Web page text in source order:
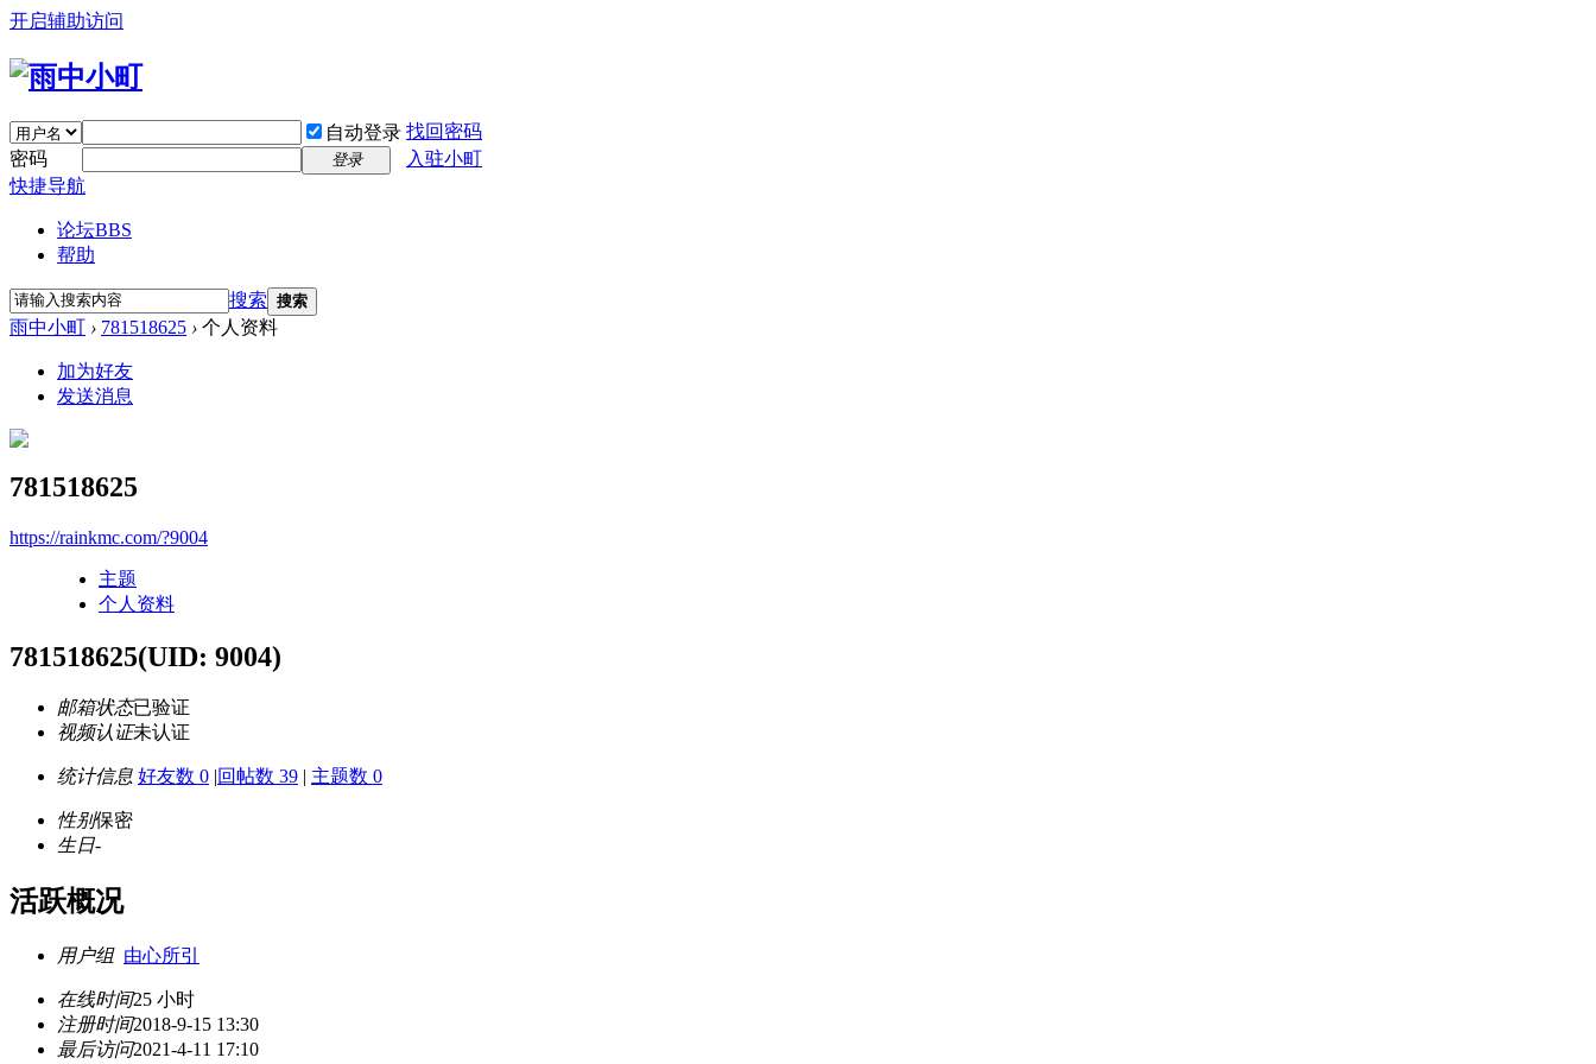
开启辅助访问
自动登录 找回密码
密码
登录
入驻小町
快捷导航
论坛BBS
帮助
搜索 搜索
雨中小町 › 781518625 › 个人资料
加为好友
发送消息
781518625
https://rainkmc.com/?9004
主题
个人资料
781518625(UID: 9004)
邮箱状态已验证
视频认证未认证
统计信息 好友数 0 |回帖数 39 | 主题数 0
性别保密
生日-
活跃概况
用户组 由心所引
在线时间25 小时
注册时间2018-9-15 13:30
最后访问2021-4-11 17:10